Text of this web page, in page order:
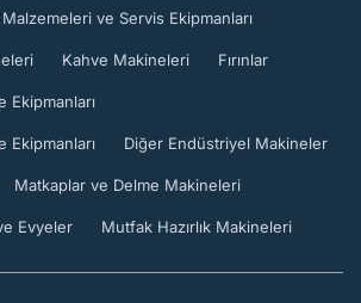
ve Servis Ekipmanları
Kahve Makineleri Fırınlar
Ekipmanları
Ekipmanları Diğer Endüstriyel Makineler
Matkaplar ve Delme Makineleri
Evyeler Mutfak Hazırlık Makineleri